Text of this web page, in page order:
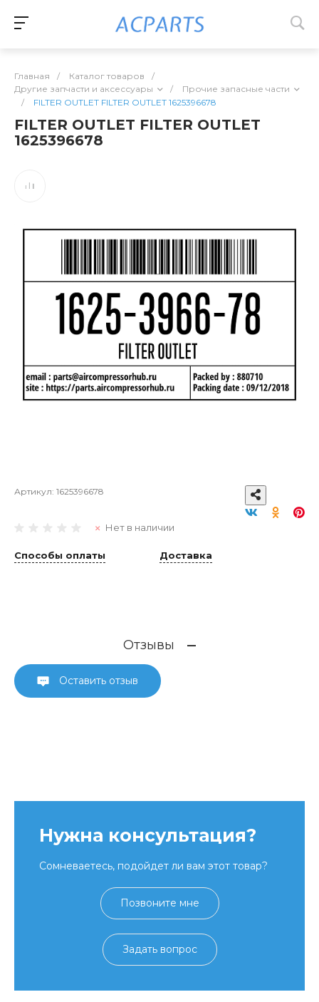
Главная / Каталог товаров
/
Другие запчасти и аксессуары
/
Прочие запасные части
/
FILTER OUTLET FILTER OUTLET 1625396678
FILTER OUTLET FILTER OUTLET
1625396678
Артикул: 1625396678
Нет в наличии
Способы оплаты Доставка
Отзывы
Оставить отзыв
Нужна консультация?
Сомневаетесь, подойдет ли вам этот товар?
Позвоните мне
Задать вопрос